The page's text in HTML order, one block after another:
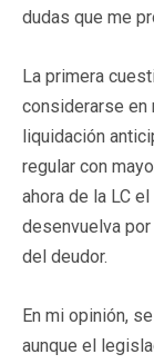
dudas que me
La primera
considerarse en
liquidación
regular con
ahora de la LC
desenvuelva
del deudor.
En mi opinión,
aunque el